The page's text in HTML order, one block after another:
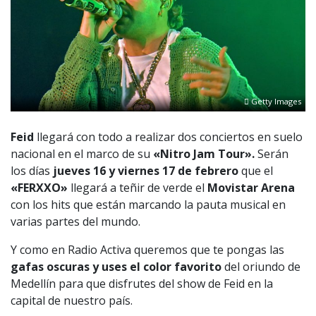
Getty Images
Feid llegará con todo a realizar dos conciertos en suelo
nacional en el marco de su «Nitro Jam Tour».Serán
los días jueves 16 y viernes 17 de febreroque el
«FERXXO» llegará a teñir de verde el Movistar Arena
con los hits que están marcando la pauta musical en
varias partes del mundo.
Y como en Radio Activa queremos que te pongas las
gafas oscuras y uses el color favoritodel oriundo de
Medellín para que disfrutes del show de Feid en la
capital de nuestro país.